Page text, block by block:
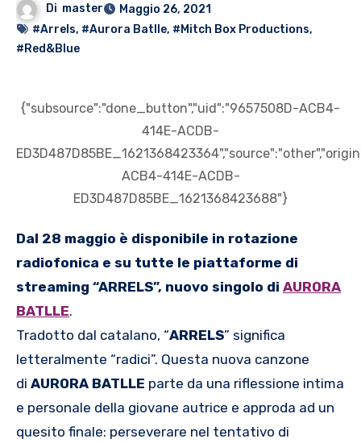
Di master
Maggio 26, 2021
#Arrels, #Aurora Batlle, #Mitch Box Productions,
#Red&Blue
{"subsource":"done_button","uid":"9657508D-ACB4-
414E-ACDB-
ACB4-414E-ACDB-
ED3D487D85BE_1621368423688"}
Dal 28 maggio è disponibile in rotazione
radiofonica e su tutte le piattaforme di
streaming “ARRELS”, nuovo singolo di AURORA
BATLLE.
Tradotto dal catalano, “ARRELS” significa
letteralmente “radici”. Questa nuova canzone
di AURORA BATLLE parte da una riflessione intima
e personale della giovane autrice e approda ad un
quesito finale: perseverare nel tentativo di